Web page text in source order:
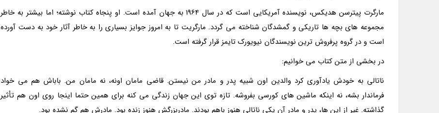
مارگرت پیترسن هدیکس، نویسنده آمریکایی است که در سال 1964 به جهان آمده است. او پنجاه کتاب نوشته؛ اما بیشتر به خاطر
مجموعه های بچه ها تاریکی و گمشدگان شناخته می گردد. مارگریت تا به امروز جوایز بسیاری را به خاطر آثار خود به دست آورده
است و در گروه پرفروش ترین نویسندگان نیویورک تایمز قرار گرفته است.
در بخشی از متن کتاب می خوانیم:
ناتالی به خودش یادآوری کرد والدین اون شبیه پدر و مادر من نیستن. قاضی مامان اونه، نه مامان من. باباش هم می خواد
فرماندار بشه، نه اینکه ماشین های کورسی بفروشه. تازه توی این جهان زندگی می کنه برای همین حتما اینجا روی اون هم تأثیر
گذاشته. غیر از این ها، پدر و مادر آن یکی ناتالی هنوز باهم بودند. مادربزرگش هنوز زنده بود. مادرش هم گم نشده بود.